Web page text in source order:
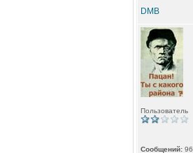
DMB
Пользователь
Сообщений: 96